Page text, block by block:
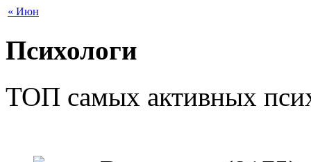
« Июн
Психологи
ТОП самых активных